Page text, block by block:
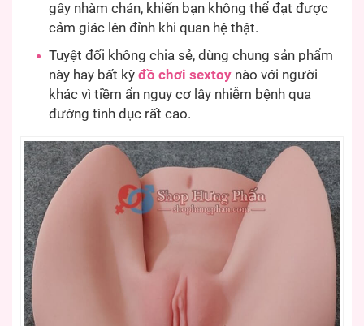
gây nhàm chán, khiến bạn không thể đạt được
cảm giác lên đỉnh khi quan hệ thật.
Tuyệt đối không chia sẻ, dùng chung sản phẩm
này hay bất kỳ đồ chơi sextoy nào với người
khác vì tiềm ẩn nguy cơ lây nhiễm bệnh qua
đường tình dục rất cao.